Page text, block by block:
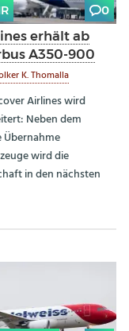
0
erhält ab
A350-900
K. Thomalla
Airlines wird
Neben dem
wird die
in den nächsten